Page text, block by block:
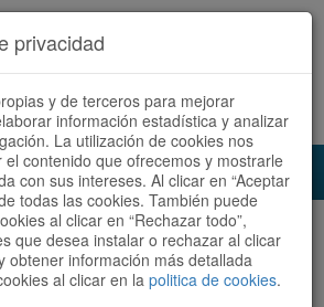
ara Español Català
Ordenar per: Més recents / Dificultat
privacidad
y de terceros para mejorar
información estadística y analizar
La utilización de cookies nos
contenido que ofrecemos y mostrarle
con sus intereses. Al clicar en “Aceptar
todas las cookies. También puede
al clicar en “Rechazar todo”,
que desea instalar o rechazar al clicar
obtener información más detallada
al clicar en la politica de cookies.